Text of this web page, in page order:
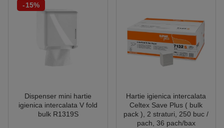
-15%
Dispenser mini hartie
igienica intercalata V fold
bulk R1319S
Hartie igienica intercalata
Celtex Save Plus ( bulk
pack ), 2 straturi, 250 buc /
pach, 36 pach/bax